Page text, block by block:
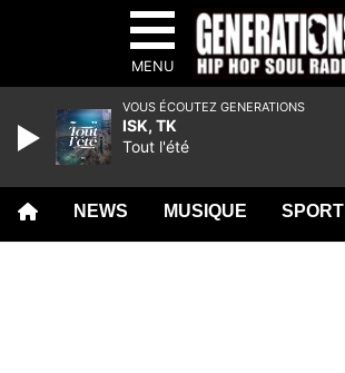
MENU
NEWS MUSIQUE SPORT
VOUS ÉCOUTEZ GENERATIONS
ISK, TK
Tout l'été